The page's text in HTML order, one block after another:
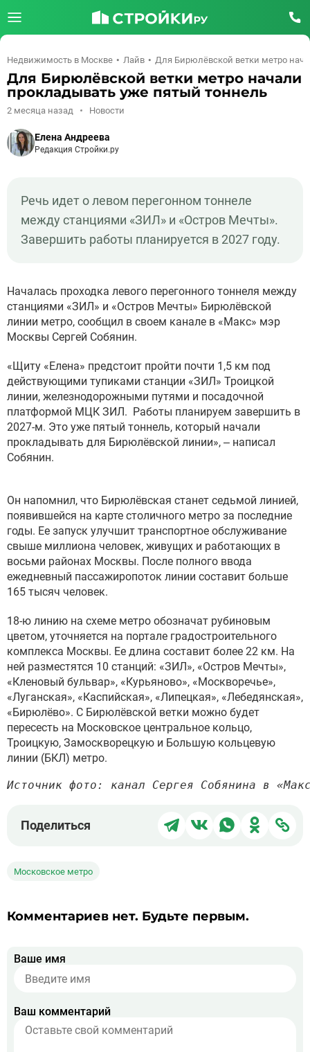
Недвижимость в Москве Лайв Для Бирюлёвской ветки метро
Для Бирюлёвской ветки метро начали
прокладывать уже пятый тоннель
2 месяца назад Новости
Елена Андреева
Редакция Стройки.ру
Речь идет о левом перегонном тоннеле
между станциями «ЗИЛ» и «Остров Мечты».
Завершить работы планируется в 2027 году.
Началась проходка левого перегонного тоннеля между
станциями «ЗИЛ» и «Остров Мечты» Бирюлёвской
линии метро, сообщил в своем канале в «Макс» мэр
Москвы Сергей Собянин.
«Щиту «Елена» предстоит пройти почти 1,5 км под
действующими тупиками станции «ЗИЛ» Троицкой
линии, железнодорожными путями и посадочной
платформой МЦК ЗИЛ. Работы планируем завершить в
2027-м. Это уже пятый тоннель, который начали
прокладывать для Бирюлёвской линии», – написал
Собянин.
Он напомнил, что Бирюлёвская станет седьмой линией,
появившейся на карте столичного метро за последние
годы. Ее запуск улучшит транспортное обслуживание
свыше миллиона человек, живущих и работающих в
восьми районах Москвы. После полного ввода
ежедневный пассажиропоток линии составит больше
165 тысяч человек.
18-ю линию на схеме метро обозначат рубиновым
цветом, уточняется на портале градостроительного
комплекса Москвы. Ее длина составит более 22 км. На
ней разместятся 10 станций: «ЗИЛ», «Остров Мечты»,
«Кленовый бульвар», «Курьяново», «Москворечье»,
«Луганская», «Каспийская», «Липецкая», «Лебедянская»,
«Бирюлёво». С Бирюлёвской ветки можно будет
пересесть на Московское центральное кольцо,
Троицкую, Замоскворецкую и Большую кольцевую
линии (БКЛ) метро.
Источник фото: канал Сергея Собянина в
Поделиться
Поделиться
Поделиться
в
Поделиться
Московское метро
Комментариев нет. Будьте первым.
Ваше имя
Ваш комментарий